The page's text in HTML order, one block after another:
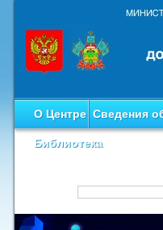
О Центре Сведения
Библиотека